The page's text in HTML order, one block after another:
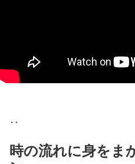
‥
時の流れに身をま